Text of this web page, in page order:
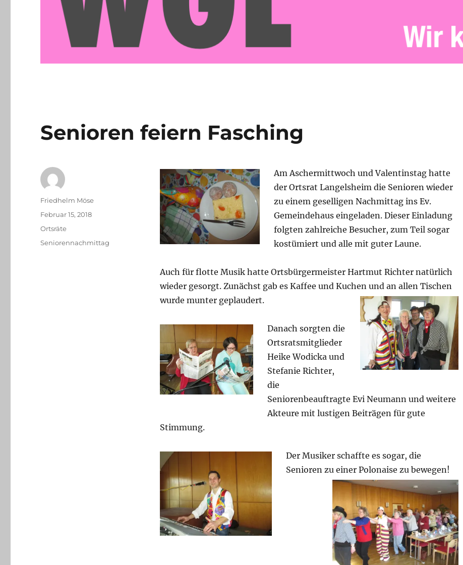
Senioren feiern Fasching
Am Aschermittwoch und Valentinstag hatte
der Ortsrat Langelsheim die Senioren wieder
zu einem geselligen Nachmittag ins Ev.
Gemeindehaus eingeladen. Dieser Einladung
folgten zahlreiche Besucher, zum Teil sogar
kostümiert und alle mit guter Laune.
Auch für flotte Musik hatte Ortsbürgermeister Hartmut Richter natürlich
wieder gesorgt. Zunächst gab es Kaffee und Kuchen und an allen Tischen
wurde munter geplaudert.
Danach sorgten die
Ortsratsmitglieder
Heike Wodicka und
Stefanie Richter,
die
Seniorenbeauftragte Evi Neumann und weitere
Akteure mit lustigen Beiträgen für gute
Stimmung.
Der Musiker schaffte es sogar, die
Senioren zu einer Polonaise zu bewegen!
Autor
Friedhelm Möse
Veröffentlicht
Februar 15, 2018
Kategorien
Ortsräte
Schlagwörter
Seniorennachmittag